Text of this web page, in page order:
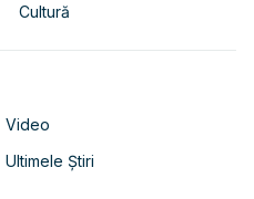
Cultură
Video
Ultimele Știri